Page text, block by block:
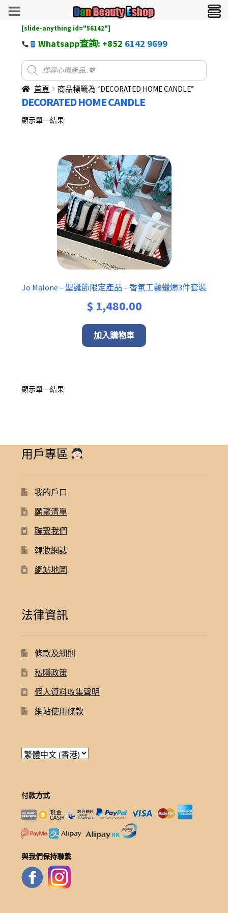
[slide-anything id="56142"]
Whatsapp查詢: +852 6142 9699
首頁 商品標籤為 “DECORATED HOME CANDLE”
DECORATED HOME CANDLE
顯示單一結果
Jo Malone – 聖‮節誕‬限‮產定‬品 – 香氛工藝蠟燭3件套裝
$ 1,480.00
加入購物車
顯示單一結果
用戶專區
我的戶口
願望清單
聯繫我們
韓妝網誌
網站地圖
法律資訊
條款及細則
私隱政策
個人資料收集聲明
網站使用條款
付款方式
與我們保持聯繫